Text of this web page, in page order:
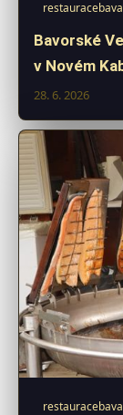
Bavorské
v Novém
28. 6. 2026